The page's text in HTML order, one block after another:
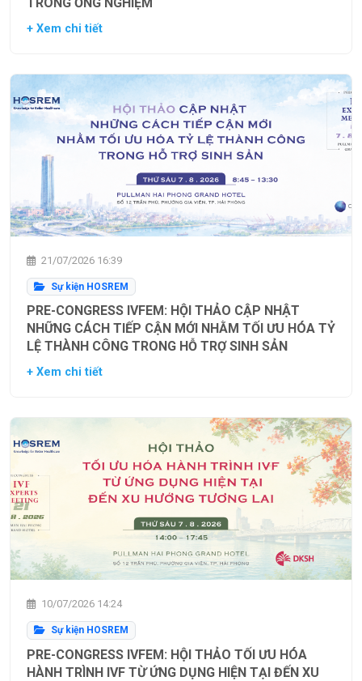
+ Xem chi tiết
21/07/2026 16:39
Sự kiện HOSREM
PRE-CONGRESS IVFEM: HỘI THẢO CẬP NHẬT
NHỮNG CÁCH TIẾP CẬN MỚI NHẰM TỐI ƯU HÓA TỶ
LỆ THÀNH CÔNG TRONG HỖ TRỢ SINH SẢN
+ Xem chi tiết
10/07/2026 14:24
Sự kiện HOSREM
PRE-CONGRESS IVFEM: HỘI THẢO TỐI ƯU HÓA
HÀNH TRÌNH IVF TỪ ỨNG DỤNG HIỆN TẠI ĐẾN XU